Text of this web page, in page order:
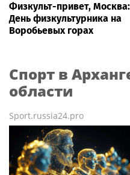
Физкульт-привет, Москва:
День физкультурника на
Воробьевых горах
Спорт в
области
Sport.russia24.pro